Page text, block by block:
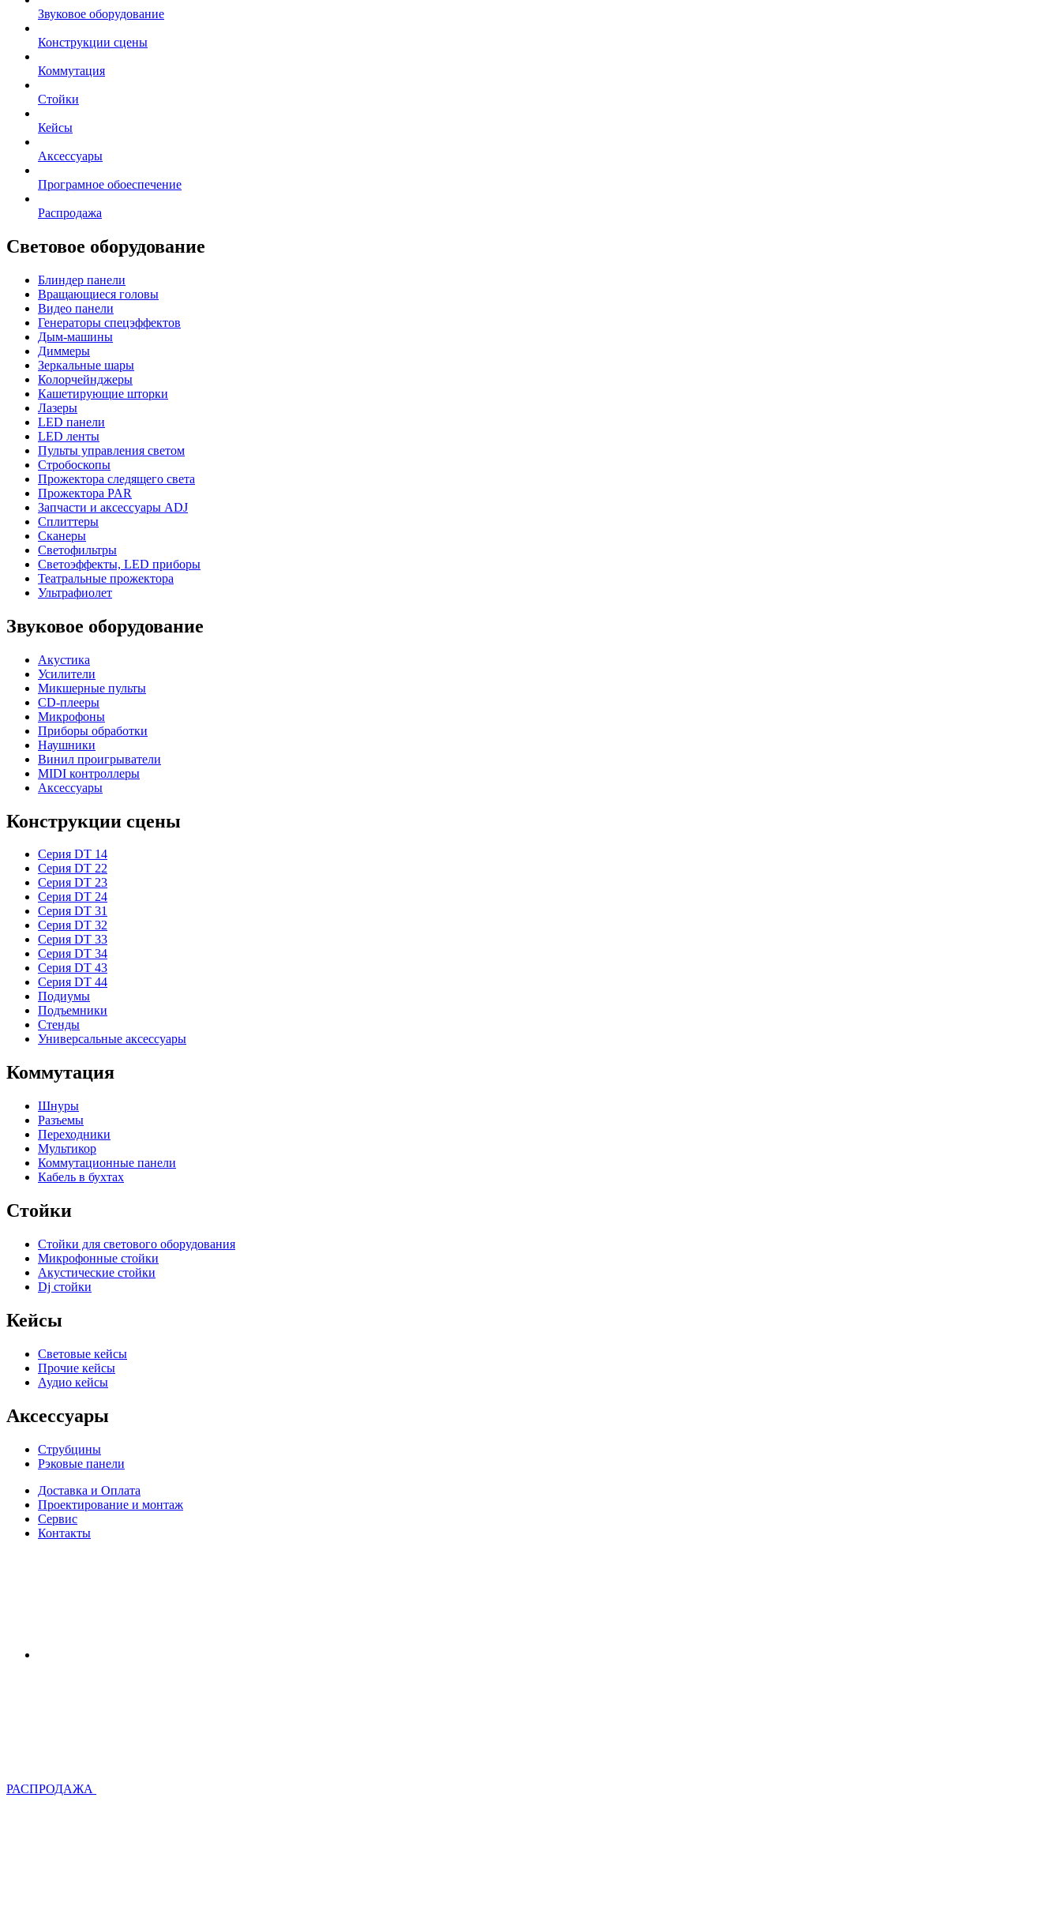
Звуковое оборудование
Конструкции сцены
Коммутация
Стойки
Кейсы
Аксессуары
Програмное обоеспечение
Распродажа
Световое оборудование
Блиндер панели
Вращающиеся головы
Видео панели
Генераторы спецэффектов
Дым-машины
Диммеры
Зеркальные шары
Колорчейнджеры
Кашетирующие шторки
Лазеры
LED панели
LED ленты
Пульты управления светом
Стробоскопы
Прожектора следящего света
Прожектора PAR
Запчасти и аксессуары ADJ
Сплиттеры
Сканеры
Светофильтры
Светоэффекты, LED приборы
Театральные прожектора
Ультрафиолет
Звуковое оборудование
Акустика
Усилители
Микшерные пульты
CD-плееры
Микрофоны
Приборы обработки
Наушники
Винил проигрыватели
MIDI контроллеры
Аксессуары
Конструкции сцены
Серия DT 14
Серия DT 22
Серия DT 23
Серия DT 24
Серия DT 31
Серия DT 32
Серия DT 33
Серия DT 34
Серия DT 43
Серия DT 44
Подиумы
Подъемники
Стенды
Универсальные аксессуары
Коммутация
Шнуры
Разъемы
Переходники
Мультикор
Коммутационные панели
Кабель в бухтах
Стойки
Стойки для светового оборудования
Микрофонные стойки
Акустические стойки
Dj стойки
Кейсы
Световые кейсы
Прочие кейсы
Аудио кейсы
Аксессуары
Струбцины
Рэковые панели
Доставка и Оплата
Проектирование и монтаж
Сервис
Контакты
РАСПРОДАЖА